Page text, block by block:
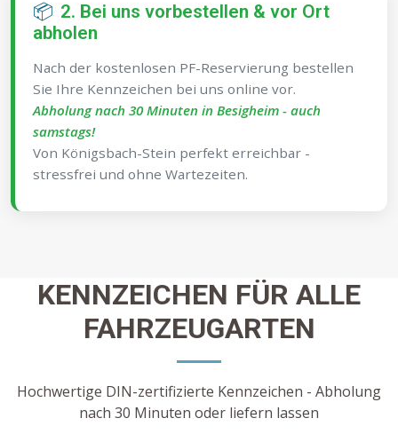
📦 2. Bei uns vorbestellen & vor Ort
abholen
Nach der kostenlosen PF-Reservierung bestellen
Sie Ihre Kennzeichen bei uns online vor.
Abholung nach 30 Minuten in Besigheim - auch
samstags!
Von Königsbach-Stein perfekt erreichbar -
stressfrei und ohne Wartezeiten.
KENNZEICHEN FÜR ALLE
FAHRZEUGARTEN
Hochwertige DIN-zertifizierte Kennzeichen - Abholung
nach 30 Minuten oder liefern lassen